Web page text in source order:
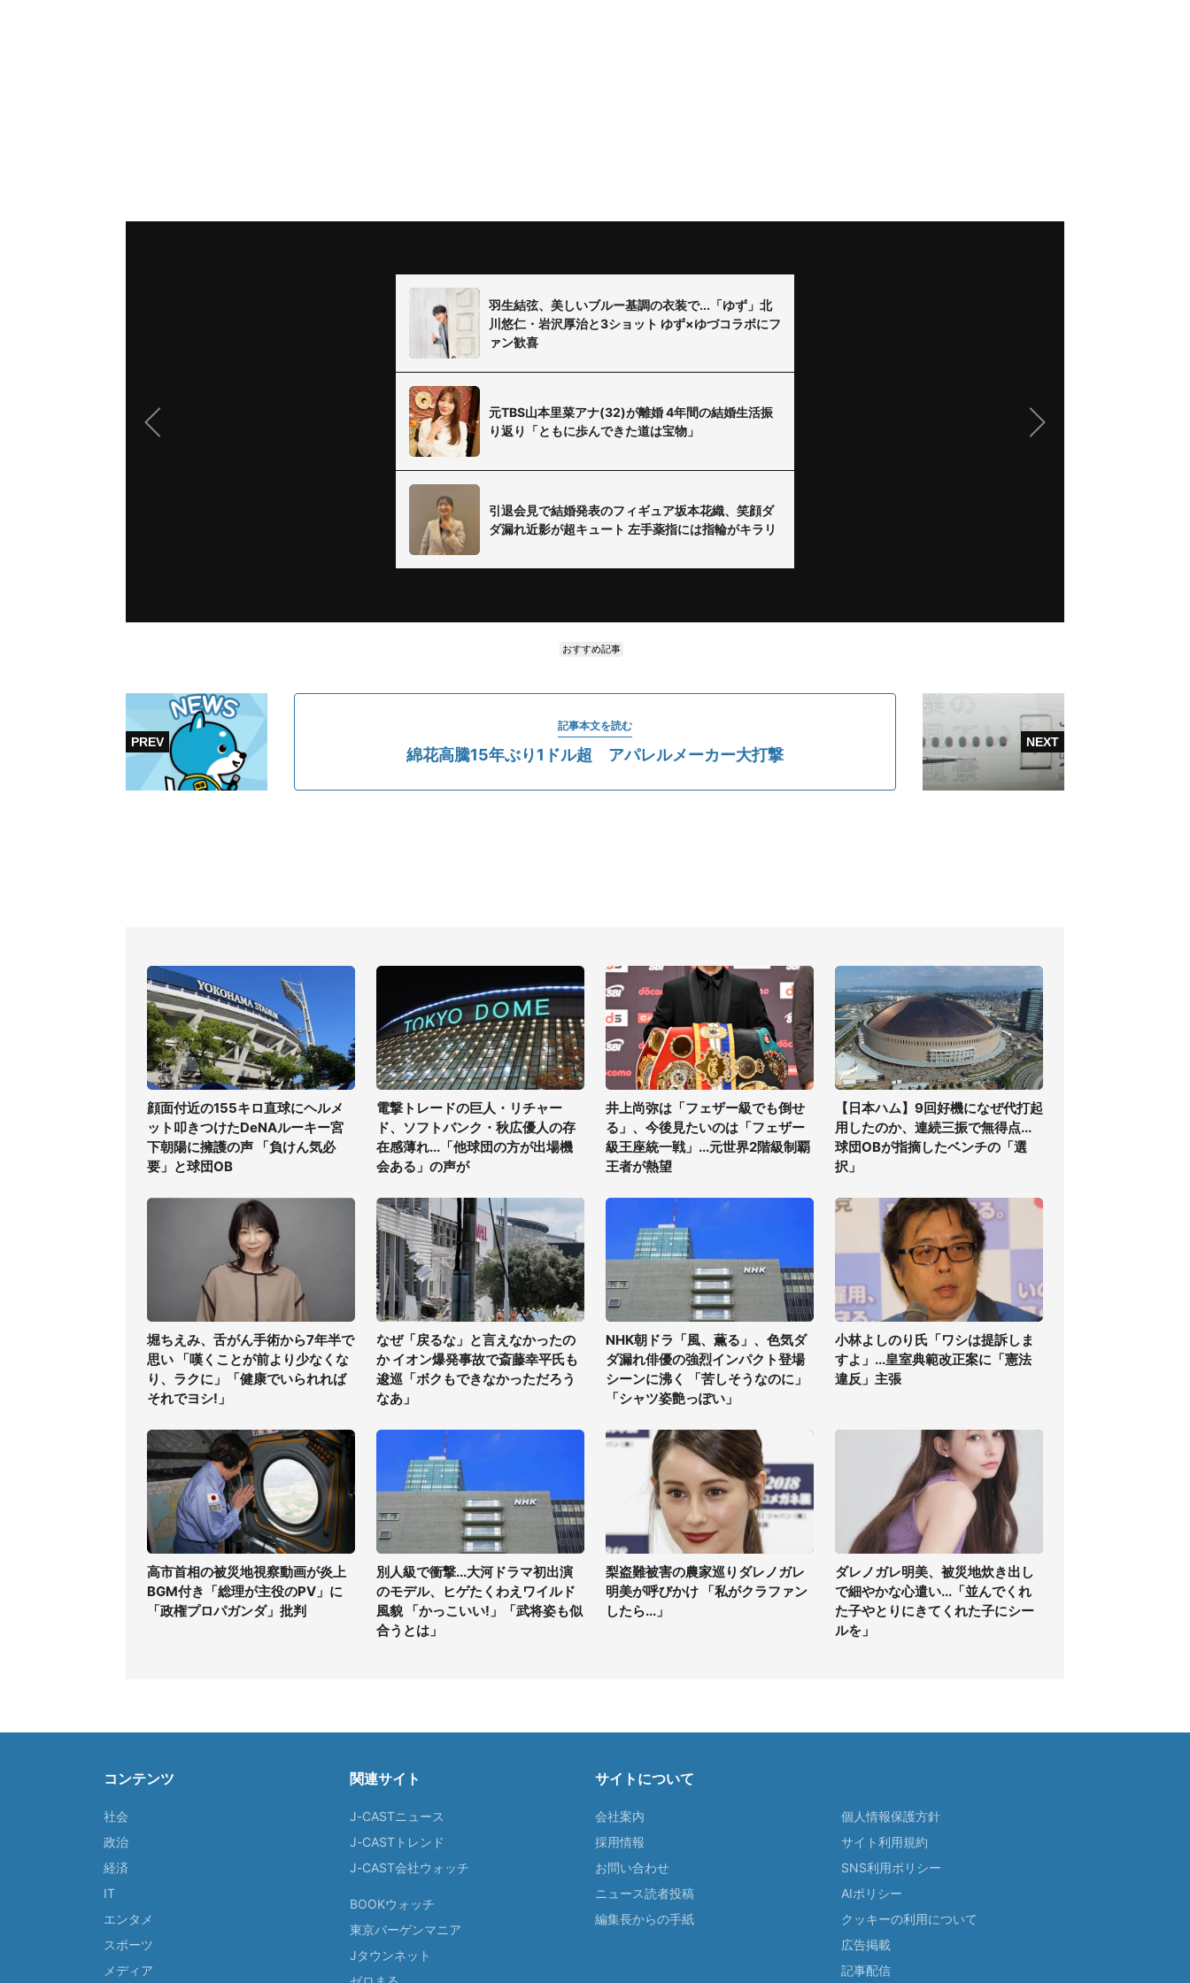
羽生結弦、美しいブルー基調の衣装で...「ゆず」北
川悠仁・岩沢厚治と3ショット ゆず×ゆづコラボにフ
ァン歓喜
元TBS山本里菜アナ(32)が離婚 4年間の結婚生活振
り返り「ともに歩んできた道は宝物」
引退会見で結婚発表のフィギュア坂本花織、笑顔ダ
ダ漏れ近影が超キュート 左手薬指には指輪がキラリ
おすすめ記事
記事本文を読む
綿花高騰15年ぶり1ドル超 アパレルメーカー大打撃
顔面付近の155キロ直球にヘルメ
ット叩きつけたDeNAルーキー宮
下朝陽に擁護の声 「負けん気必
要」と球団OB
電撃トレードの巨人・リチャー
ド、ソフトバンク・秋広優人の存
在感薄れ...「他球団の方が出場機
会ある」の声が
井上尚弥は「フェザー級でも倒せ
る」、今後見たいのは「フェザー
級王座統一戦」...元世界2階級制覇
王者が熱望
【日本ハム】9回好機になぜ代打起
用したのか、連続三振で無得点...
球団OBが指摘したベンチの「選
択」
堀ちえみ、舌がん手術から7年半で
思い 「嘆くことが前より少なくな
り、ラクに」「健康でいられれば
それでヨシ!」
なぜ「戻るな」と言えなかったの
か イオン爆発事故で斎藤幸平氏も
逡巡「ボクもできなかっただろう
なあ」
NHK朝ドラ「風、薫る」、色気ダ
ダ漏れ俳優の強烈インパクト登場
シーンに沸く 「苦しそうなのに」
「シャツ姿艶っぽい」
小林よしのり氏「ワシは提訴しま
すよ」...皇室典範改正案に「憲法
違反」主張
高市首相の被災地視察動画が炎上
BGM付き「総理が主役のPV」に
「政権プロパガンダ」批判
別人級で衝撃...大河ドラマ初出演
のモデル、ヒゲたくわえワイルド
風貌 「かっこいい!」「武将姿も似
合うとは」
梨盗難被害の農家巡りダレノガレ
明美が呼びかけ 「私がクラファン
したら...」
ダレノガレ明美、被災地炊き出し
で細やかな心遣い...「並んでくれ
た子やとりにきてくれた子にシー
ルを」
コンテンツ
社会
政治
経済
IT
エンタメ
スポーツ
メディア
関連サイト
J-CASTニュース
J-CASTトレンド
J-CAST会社ウォッチ
BOOKウォッチ
東京バーゲンマニア
Jタウンネット
サイトについて
会社案内
採用情報
お問い合わせ
ニュース読者投稿
編集長からの手紙
個人情報保護方針
サイト利用規約
SNS利用ポリシー
AIポリシー
クッキーの利用について
広告掲載
記事配信